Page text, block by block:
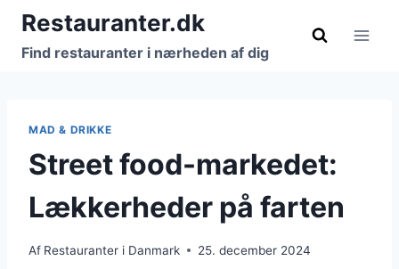
Fortsæt
indhold
Restauranter.dk
Find restauranter i nærheden af dig
MAD & DRIKKE
Street food-markedet:
Lækkerheder på farten
Af Restauranter i Danmark 25. december 2024